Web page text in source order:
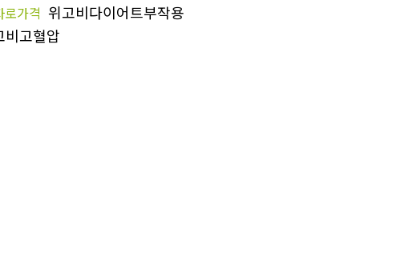
로가격 위고비다이어트부작용
비고혈압